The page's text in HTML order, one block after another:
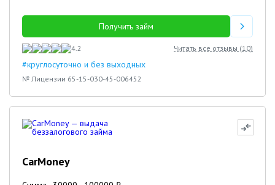
Получить займ
4.2 Читать все отзывы (10)
#круглосуточно и без выходных
№ Лицензии 65-15-030-45-006452
CarMoney